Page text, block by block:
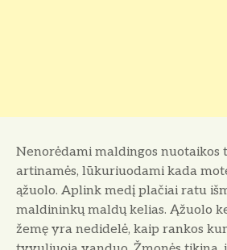
Nenorėdami maldingos
artinamės, lūkuriuodami kada
ąžuolo. Aplink medį plačiai ratu
maldininkų maldų kelias. Ąžuolo
žemę yra nedidelė, kaip rankos